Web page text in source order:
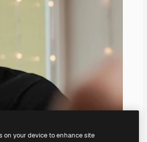
on your device to enhance site